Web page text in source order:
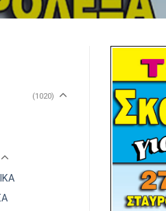
(1020)